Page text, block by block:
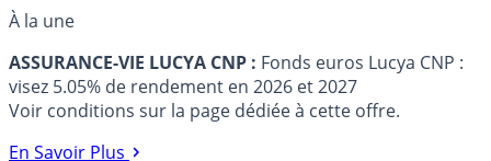
À la une
ASSURANCE-VIE LUCYA CNP : Fonds euros Lucya CNP :
visez 5.05% de rendement en 2026 et 2027
Voir conditions sur la page dédiée à cette offre.
En Savoir Plus